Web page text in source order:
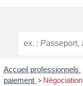
Accueil professionnels
paiement >